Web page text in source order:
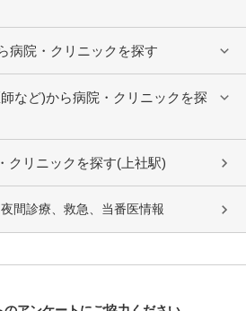
病院・クリニックを探す
など)から病院・クリニックを探
クリニックを探す(上社駅)
間診療、救急、当番医情報